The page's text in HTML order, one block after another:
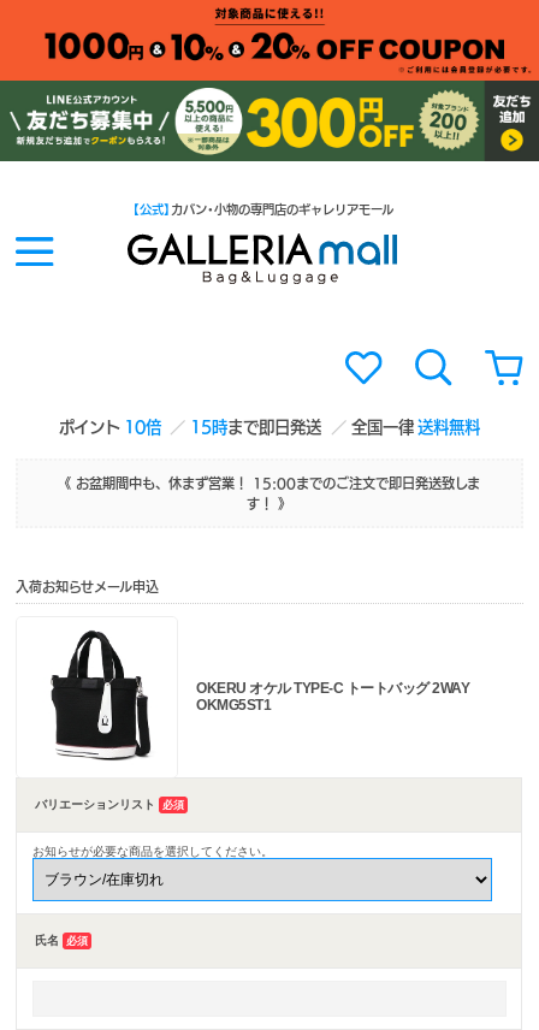
ポイント 10倍 15時まで即日発送 全国一律送料無料
【公式】 カバン・小物の専門店のギャレリアモール
《 お盆期間中も、休まず営業！ 15:00までのご注文で即日発送致しま
す！ 》
入荷お知らせメール申込
OKERU オケル TYPE-C トートバッグ 2WAY
OKMG5ST1
バリエーションリスト 必須
お知らせが必要な商品を選択してください。
氏名 必須